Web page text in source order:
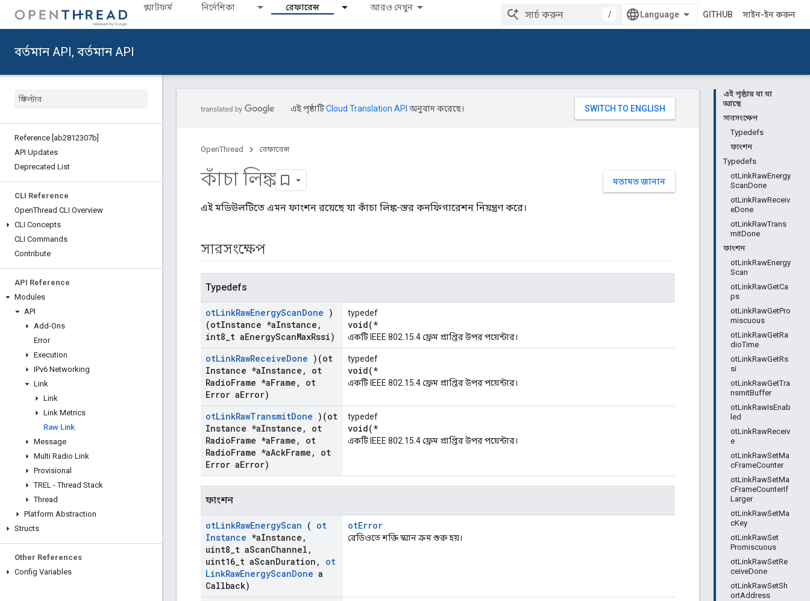
প্ল্যাটফর্ম নির্দেশিকা রেফারেন্স আরও দেখুন
/ GITHUB সাইন-ইন করুন
বর্তমান API, বর্তমান API
Reference [ab2812307b]
API Updates
Deprecated List
CLI Reference
OpenThread CLI Overview
CLI Concepts
CLI Commands
Contribute
API Reference
Modules
API
Add-Ons
Error
Execution
IPv6 Networking
Link
Link
Link Metrics
Raw Link
Message
Multi Radio Link
Provisional
TREL - Thread Stack
Thread
Platform Abstraction
Structs
Other References
Config Variables
এই পৃষ্ঠায় যা যা
আছে
সারসংক্ষেপ
Typedefs
ফাংশন
Typedefs
otLinkRawEnergy
ScanDone
otLinkRawReceiv
eDone
otLinkRawTrans
mitDone
ফাংশন
otLinkRawEnergy
Scan
otLinkRawGetCa
ps
otLinkRawGetPro
miscuous
otLinkRawGetRa
dioTime
otLinkRawGetRs
si
otLinkRawGetTra
nsmitBuffer
otLinkRawIsEnab
led
otLinkRawReceiv
e
otLinkRawSetMa
cFrameCounter
otLinkRawSetMa
cFrameCounterIf
Larger
otLinkRawSetMa
cKey
otLinkRawSet
Promiscuous
otLinkRawSetRe
ceiveDone
otLinkRawSetSh
ortAddress
এই পৃষ্ঠাটিCloud Translation API অনুবাদ করেছে।
OpenThread রেফারেন্স
মতামত জানান
কাঁচা লিঙ্ক
এই মডিউলটিতে এমন ফাংশন রয়েছে যা কাঁচা লিঙ্ক-স্তর কনফিগারেশন নিয়ন্ত্রণ করে।
সারসংক্ষেপ
Typedefs
otLinkRawEnergyScanDone )
(otInstance *aInstance ,
int8 t aEnergyScanMaxRssi)
typedef
void(*
একটি IEEE 802.15.4 ফ্রেম প্রাপ্তির উপর পয়েন্টার।
otLinkRawReceiveDone )(ot
Instance *aInstance ,
ot
RadioFrame *aFrame ,
ot
Error aError)
typedef
void(*
একটি IEEE 802.15.4 ফ্রেম প্রাপ্তির উপর পয়েন্টার।
otLinkRawTransmitDone )(ot
Instance *aInstance ,
ot
RadioFrame *aFrame ,
ot
RadioFrame *aAckFrame ,
ot
Error aError)
typedef
void(*
একটি IEEE 802.15.4 ফ্রেম প্রাপ্তির উপর পয়েন্টার।
ফাংশন
otLinkRawEnergyScan ( ot
Instance *aInstance ,
uint8 t aScanChannel ,
uint16 t aScanDuration ,
ot
LinkRawEnergyScanDone a
Callback)
otError
রেডিওতে শক্তি স্ক্যান ক্রম শুরু হয়।